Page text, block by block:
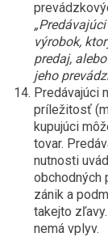
výrobok,
predaj,
jeho
Predávajúci
príležitosť
kupujúci
tovar.
nutnosti
obchodných
zánik a
takejto
nemá vplyv.